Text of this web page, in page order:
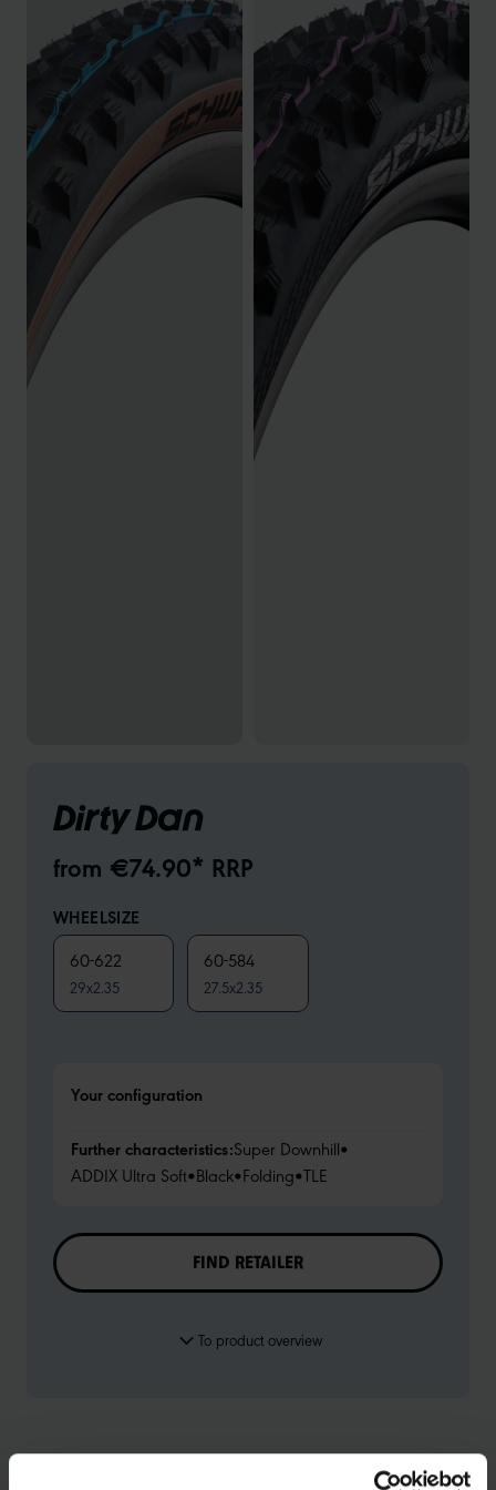
Dirty Dan
from €74.90* RRP
WHEELSIZE
60-622
29x2.35
60-584
27.5x2.35
Your configuration
Further characteristics:Super Downhill•
ADDIX Ultra Soft•Black•Folding•TLE
FIND RETAILER
To product overview